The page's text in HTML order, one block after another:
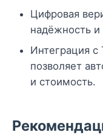
Цифровая
надёжность
Интеграция с
позволяет
и стоимость.